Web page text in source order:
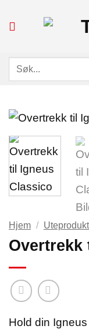
Søk
Hjem /
Overtrekk
Hold din